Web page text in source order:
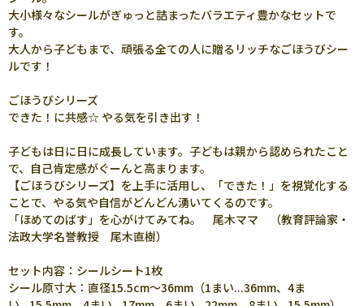
大小様々なシールがぎゅっと詰まったバラエティ豊かなセットで
す。
大人から子どもまで、頑張る全ての人に贈るリッチなごほうびシー
ルです！
ごほうびシリーズ
できた！に共感☆ やる気を引き出す！
子どもは日に日に成長しています。子どもは親から認められたこと
で、自己肯定感がぐーんと高まります。
【ごほうびシリーズ】を上手に活用し、「できた！」を視覚化する
ことで、やる気や自信がどんどん湧いてくるのです。
「ほめてのばす」を心がけてみてね。 尾木ママ （教育評論家・
法政大学名誉教授 尾木直樹）
セット内容：シールシート1枚
シール原寸大：直径15.5cm～36mm（1まい...36mm、4ま